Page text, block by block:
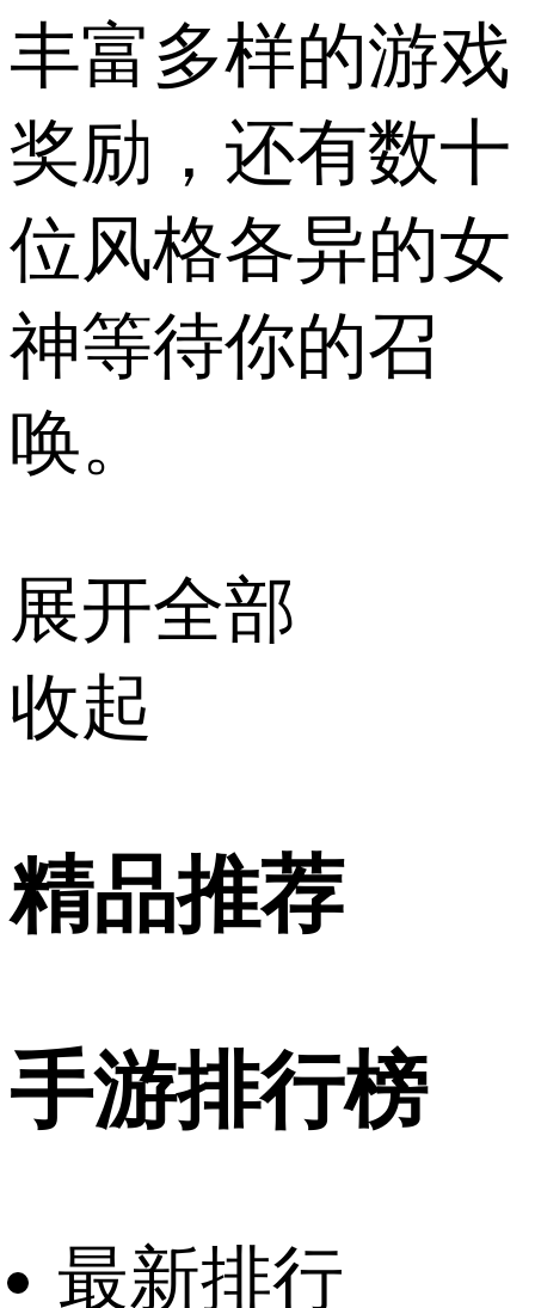
丰富多样的游戏
奖励，还有数十
位风格各异的女
神等待你的召
唤。
展开全部
收起
精品推荐
手游排行榜
最新排行